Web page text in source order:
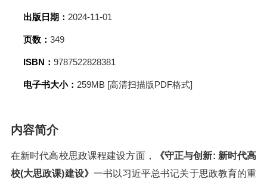
出版日期： 2024-11-01
页数： 349
ISBN： 9787522828381
电子书大小： 259MB [高清扫描版PDF格式]
内容简介
在新时代高校思政课程建设方面，
《守正与创新: 新时代高
校(大思政课)建设》 一书以习近平总书记关于思政教育的重